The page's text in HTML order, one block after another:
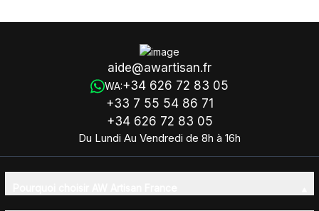
aide@awartisan.fr
WA:+34 626 72 83 05
+33 7 55 54 86 71
+34 626 72 83 05
Du Lundi Au Vendredi de 8h à 16h